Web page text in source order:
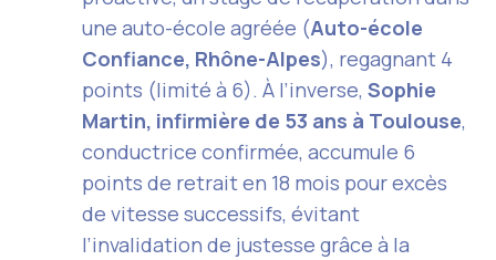
une auto-école agréée (Auto-école
Confiance, Rhône-Alpes), regagnant 4
points (limité à 6). À l’inverse, Sophie
Martin, infirmière de 53 ans à Toulouse,
conductrice confirmée, accumule 6
points de retrait en 18 mois pour excès
de vitesse successifs, évitant
l’invalidation de justesse grâce à la